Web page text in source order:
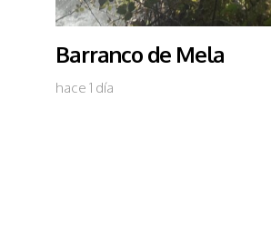
Barranco de Mela
hace 1 día